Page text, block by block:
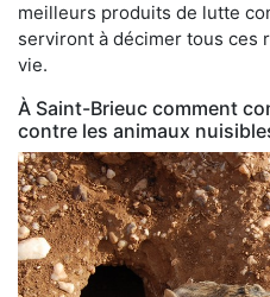
meilleurs produits de lutte
serviront à décimer tous ces
vie.
À Saint-Brieuc comment
contre les animaux